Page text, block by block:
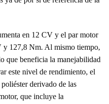
en 12 CV y el par motor
y 127,8 Nm. Al mismo tiempo,
que beneficia la manejabilidad
este nivel de rendimiento, el
derivado de las
que incluye la